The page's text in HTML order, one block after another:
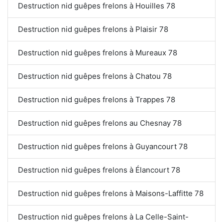
Destruction nid guêpes frelons à Houilles 78
Destruction nid guêpes frelons à Plaisir 78
Destruction nid guêpes frelons à Mureaux 78
Destruction nid guêpes frelons à Chatou 78
Destruction nid guêpes frelons à Trappes 78
Destruction nid guêpes frelons au Chesnay 78
Destruction nid guêpes frelons à Guyancourt 78
Destruction nid guêpes frelons à Élancourt 78
Destruction nid guêpes frelons à Maisons-Laffitte 78
Destruction nid guêpes frelons à La Celle-Saint-